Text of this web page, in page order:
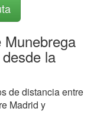
la
de distancia entre
Madrid y